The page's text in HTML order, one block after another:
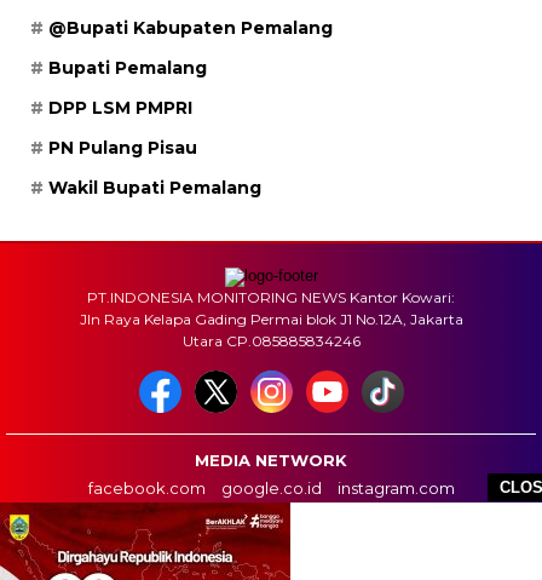
@Bupati Kabupaten Pemalang
Bupati Pemalang
DPP LSM PMPRI
PN Pulang Pisau
Wakil Bupati Pemalang
PT.INDONESIA MONITORING NEWS Kantor Kowari:
Jln Raya Kelapa Gading Permai blok J1 No.12A, Jakarta
Utara CP.085885834246
MEDIA NETWORK
facebook.com
google.co.id
instagram.com
web.whatsapp.com
HOME BOX REDAKSI